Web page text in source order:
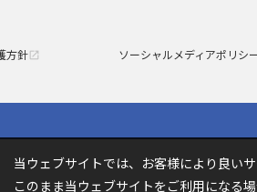
方針 open_in_new ソーシャルメディアポリシ
当ウェブサイトでは、お客様により良い
このまま当ウェブサイトをご利用になる